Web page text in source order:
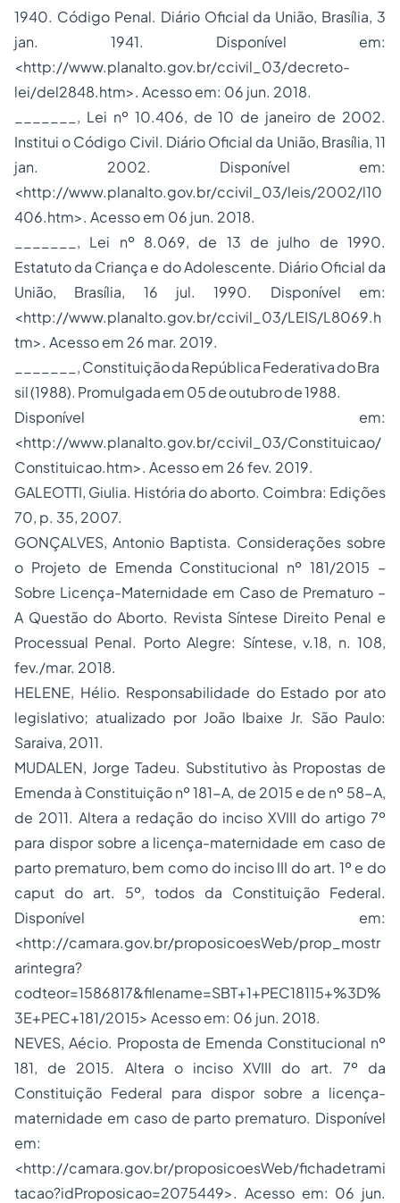
1940. Código Penal. Diário Oficial da União, Brasília, 3
jan. 1941. Disponível em:
<http://www.planalto.gov.br/ccivil_03/decreto-
lei/del2848.htm>. Acesso em: 06 jun. 2018.
_______, Lei nº 10.406, de 10 de janeiro de 2002.
Institui o Código Civil. Diário Oficial da União, Brasília, 11
jan. 2002. Disponível em:
<http://www.planalto.gov.br/ccivil_03/leis/2002/l10
406.htm>. Acesso em 06 jun. 2018.
_______, Lei nº 8.069, de 13 de julho de 1990.
Estatuto da Criança e do Adolescente. Diário Oficial da
União, Brasília, 16 jul. 1990. Disponível em:
<http://www.planalto.gov.br/ccivil_03/LEIS/L8069.h
tm>. Acesso em 26 mar. 2019.
_______, Constituição da República Federativa do Bra
sil (1988). Promulgada em 05 de outubro de 1988.
Disponível em:
<http://www.planalto.gov.br/ccivil_03/Constituicao/
Constituicao.htm>. Acesso em 26 fev. 2019.
GALEOTTI, Giulia. História do aborto. Coimbra: Edições
70, p. 35, 2007.
GONÇALVES, Antonio Baptista. Considerações sobre
o Projeto de Emenda Constitucional nº 181/2015 –
Sobre Licença-Maternidade em Caso de Prematuro –
A Questão do Aborto. Revista Síntese Direito Penal e
Processual Penal. Porto Alegre: Síntese, v.18, n. 108,
fev./mar. 2018.
HELENE, Hélio. Responsabilidade do Estado por ato
legislativo; atualizado por João Ibaixe Jr. São Paulo:
Saraiva, 2011.
MUDALEN, Jorge Tadeu. Substitutivo às Propostas de
Emenda à Constituição nº 181-A, de 2015 e de nº 58-A,
de 2011. Altera a redação do inciso XVIII do artigo 7º
para dispor sobre a licença-maternidade em caso de
parto prematuro, bem como do inciso III do art. 1º e do
caput do art. 5º, todos da Constituição Federal.
Disponível em:
<http://camara.gov.br/proposicoesWeb/prop_mostr
arintegra?
codteor=1586817&filename=SBT+1+PEC18115+%3D%
3E+PEC+181/2015> Acesso em: 06 jun. 2018.
NEVES, Aécio. Proposta de Emenda Constitucional nº
181, de 2015. Altera o inciso XVIII do art. 7º da
Constituição Federal para dispor sobre a licença-
maternidade em caso de parto prematuro. Disponível
em:
<http://camara.gov.br/proposicoesWeb/fichadetrami
tacao?idProposicao=2075449>. Acesso em: 06 jun.